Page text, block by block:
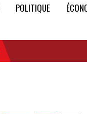
POLITIQUE